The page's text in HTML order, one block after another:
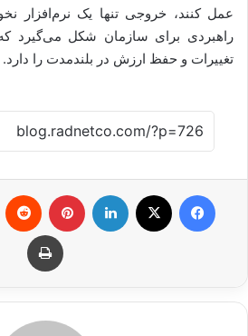
عمل کنند، خروجی تنها یک نرم‌افزار
راهبردی برای سازمان شکل می‌گیرد که
تغییرات و حفظ ارزش در بلندمدت را دارد.
فیس بوک لینکدین ‫پین‌ترست
چاپ